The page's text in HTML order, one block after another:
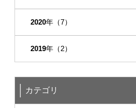
2020年（7）
2019年（2）
カテゴリ